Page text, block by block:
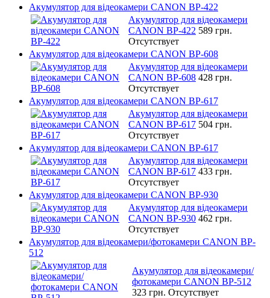
Акумулятор для відеокамери CANON BP-422
Акумулятор для відеокамери
CANON BP-422 589 грн.
Отсутствует
Акумулятор для відеокамери CANON BP-608
Акумулятор для відеокамери
CANON BP-608 428 грн.
Отсутствует
Акумулятор для відеокамери CANON BP-617
Акумулятор для відеокамери
CANON BP-617 504 грн.
Отсутствует
Акумулятор для відеокамери CANON BP-617
Акумулятор для відеокамери
CANON BP-617 433 грн.
Отсутствует
Акумулятор для відеокамери CANON BP-930
Акумулятор для відеокамери
CANON BP-930 462 грн.
Отсутствует
Акумулятор для відеокамери/фотокамери CANON BP-
512
Акумулятор для відеокамери/
фотокамери CANON BP-512
323 грн. Отсутствует